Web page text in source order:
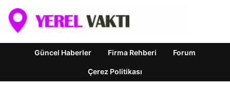
Güncel Haberler Firma Rehberi Forum
Çerez Politikası